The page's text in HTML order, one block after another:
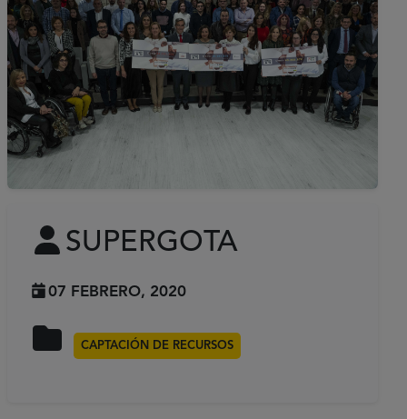
SUPERGOTA
07 FEBRERO, 2020
CAPTACIÓN DE RECURSOS